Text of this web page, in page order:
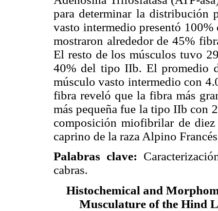
para determinar la distribución
vasto intermedio presentó
mostraron alrededor de 45%
El resto de los músculos tuvo
40% del tipo IIb. El promedio
músculo vasto intermedio con
fibra reveló que la fibra más
más pequeña fue la tipo IIb con
composición miofibrilar de
caprino de la raza Alpino
Palabras clave:
cabras.
Histochemical and
Musculature of the Hind